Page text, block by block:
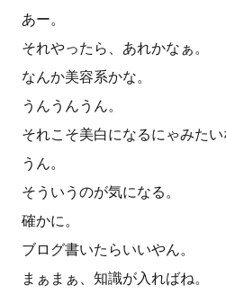
あー。
それやったら、あれかなぁ。
なんか美容系かな。
うんうんうん。
それこそ美白になるにゃみたい
うん。
そういうのが気になる。
確かに。
ブログ書いたらいいやん。
まぁまぁ、知識が入ればね。